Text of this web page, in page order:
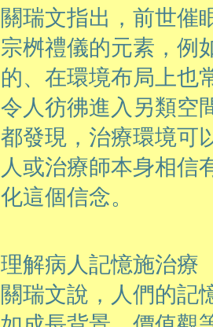
關瑞文指出，前世催
宗桝禮儀的元素，例
的、在環境布局上也
令人彷彿進入另類空
都發現，治療環境可
人或治療師本身相信
化這個信念。
理解病人記憶施治療
關瑞文說，人們的記